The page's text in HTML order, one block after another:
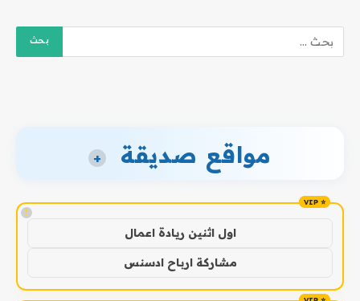
مواقع صديقة +
!
اول اثنين ريادة اعمال
مشاركة ارباح ادسنس